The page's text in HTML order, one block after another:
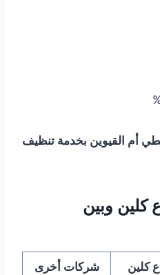
أم القيوين بخدمة تنظيف
كلين وبين
كلين شركات أخرى